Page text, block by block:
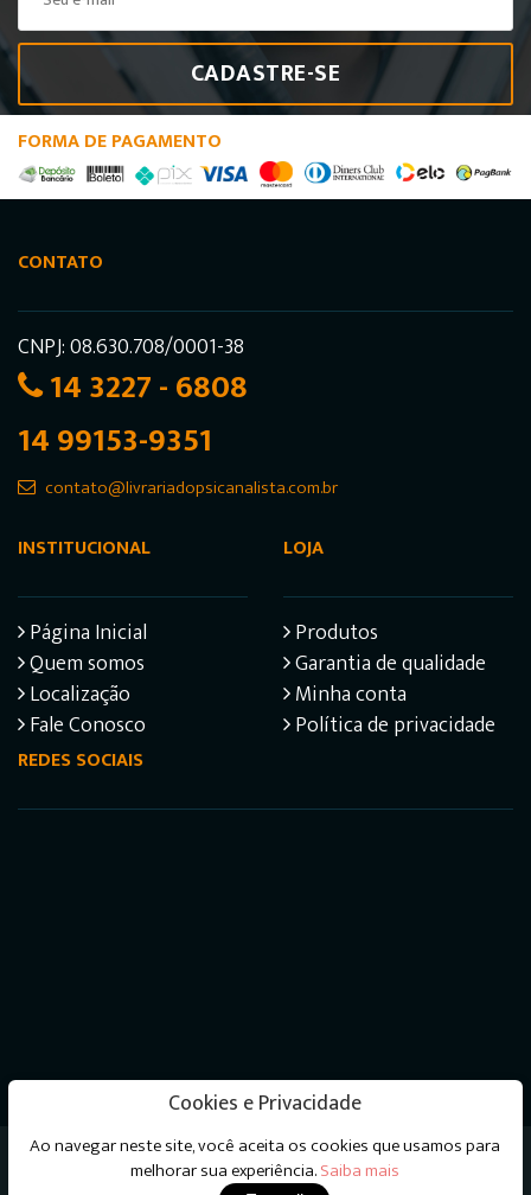
CADASTRE-SE
FORMA DE PAGAMENTO
CONTATO
CNPJ: 08.630.708/0001-38
14 3227 - 6808
14 99153-9351
contato@livrariadopsicanalista.com.br
INSTITUCIONAL
Página Inicial
Quem somos
Localização
Fale Conosco
LOJA
Produtos
Garantia de qualidade
Minha conta
Política de privacidade
REDES SOCIAIS
Livraria do Psicanalista © 2026 - Todos os direitos
reservados
Cookies e Privacidade
Ao navegar neste site, você aceita os cookies que usamos para
melhorar sua experiência.Saiba mais